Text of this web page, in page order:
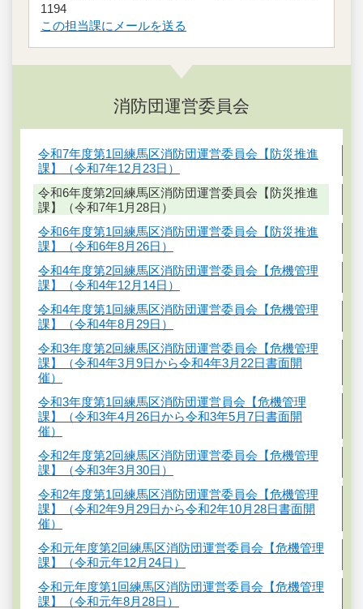
1194
この担当課にメールを送る
消防団運営委員会
令和7年度第1回練馬区消防団運営委員会【防災推進
課】（令和7年12月23日）
令和6年度第2回練馬区消防団運営委員会【防災推進
課】（令和7年1月28日）
令和6年度第1回練馬区消防団運営委員会【防災推進
課】（令和6年8月26日）
令和4年度第2回練馬区消防団運営委員会【危機管理
課】（令和4年12月14日）
令和4年度第1回練馬区消防団運営委員会【危機管理
課】（令和4年8月29日）
令和3年度第2回練馬区消防団運営委員会【危機管理
課】（令和4年3月9日から令和4年3月22日書面開
催）
令和3年度第1回練馬区消防団運営員会【危機管理
課】（令和3年4月26日から令和3年5月7日書面開
催）
令和2年度第2回練馬区消防団運営委員会【危機管理
課】（令和3年3月30日）
令和2年度第1回練馬区消防団運営委員会【危機管理
課】（令和2年9月29日から令和2年10月28日書面開
催）
令和元年度第2回練馬区消防団運営委員会【危機管理
課】（令和元年12月24日）
令和元年度第1回練馬区消防団運営委員会【危機管理
課】（令和元年8月28日）